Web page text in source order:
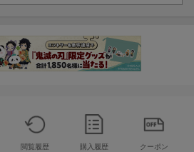
閲覧履歴 購入履歴 クーポン